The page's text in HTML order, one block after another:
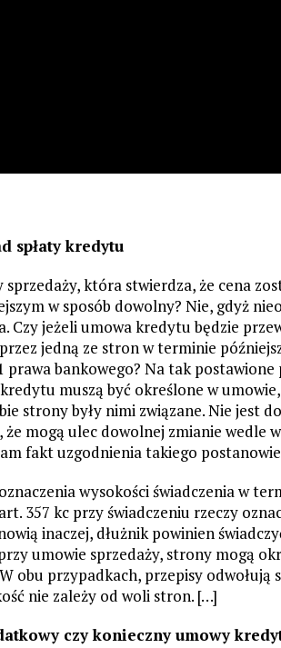
spłaty kredytu
która stwierdza, że cena
w sposób dowolny? Nie, gdyż
Czy jeżeli umowa kredytu będzie
jedną ze stron w terminie
prawa bankowego? Na tak
muszą być określone w
strony były nimi związane. Nie jest
mogą ulec dowolnej zmianie wedle
fakt uzgodnienia takiego
wysokości świadczenia w
357 kc przy świadczeniu rzeczy
inaczej, dłużnik powinien
umowie sprzedaży, strony mogą
obu przypadkach, przepisy odwołują
nie zależy od woli stron. […]
czy konieczny umowy